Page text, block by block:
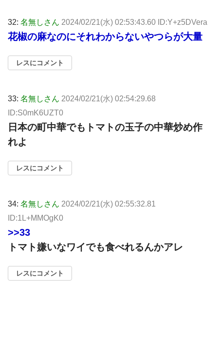
32: 名無しさん 2024/02/21(水) 02:53:43.60 ID:Y+z5DVera
花椒の麻なのにそれわからないやつらが大量
レスにコメント
33: 名無しさん 2024/02/21(水) 02:54:29.68
ID:S0mK6UZT0
日本の町中華でもトマトの玉子の中華炒め作
れよ
レスにコメント
34: 名無しさん 2024/02/21(水) 02:55:32.81
ID:1L+MMOgK0
>>33
トマト嫌いなワイでも食べれるんかアレ
レスにコメント